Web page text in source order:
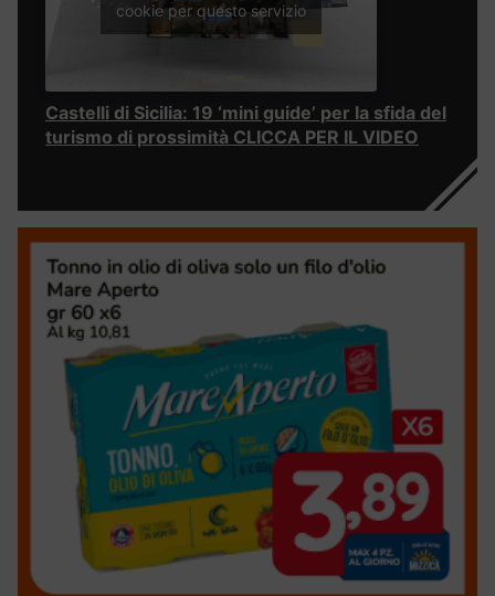
cookie per questo servizio
Castelli di Sicilia: 19 ‘mini guide’ per la sfida del
turismo di prossimità CLICCA PER IL VIDEO